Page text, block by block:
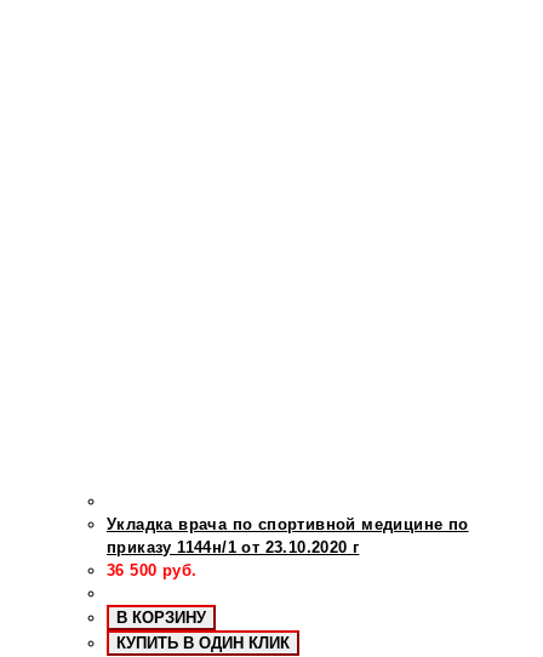
Укладка врача по спортивной медицине по
приказу 1144н/1 от 23.10.2020 г
36 500 руб.
В КОРЗИНУ
КУПИТЬ В ОДИН КЛИК